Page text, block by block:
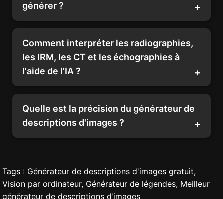
générer ?
Comment interpréter les radiographies,
les IRM, les CT et les échographies à
l'aide de l'IA ?
Quelle est la précision du générateur de
descriptions d'images ?
Tags : Générateur de descriptions d'images gratuit,
Vision par ordinateur, Générateur de légendes, Meilleur
générateur de descriptions d'images